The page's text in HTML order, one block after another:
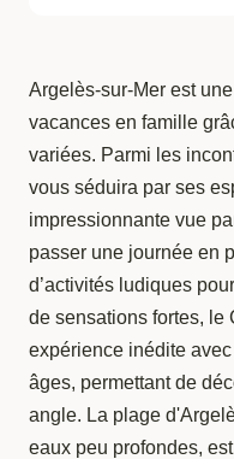
Argelès-sur-Mer est
vacances en famille
variées. Parmi les
vous séduira par ses
impressionnante vue
passer une journée en
d’activités ludiques
de sensations fortes, le
expérience inédite
âges, permettant de
angle. La plage
eaux peu profondes,